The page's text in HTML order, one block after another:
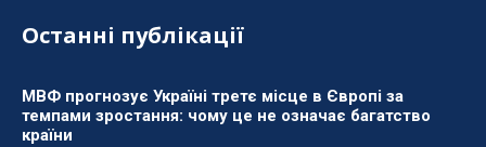
Останні публікації
МВФ прогнозує Україні третє місце в Європі за
темпами зростання: чому це не означає багатство
країни